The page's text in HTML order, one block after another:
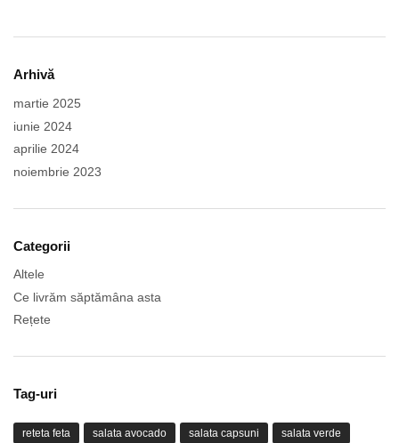
Arhivă
martie 2025
iunie 2024
aprilie 2024
noiembrie 2023
Categorii
Altele
Ce livrăm săptămâna asta
Rețete
Tag-uri
reteta feta salata avocado salata capsuni salata verde